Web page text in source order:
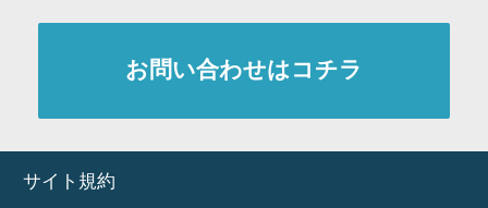
お問い合わせはコチラ
サイト規約